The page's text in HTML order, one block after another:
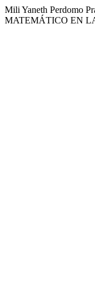
Mili Yaneth Perdomo
MATEMÁTICO EN